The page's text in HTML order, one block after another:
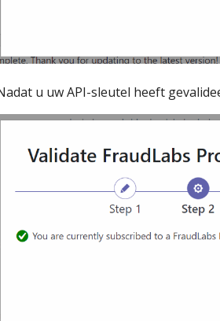
u uw API-sleutel heeft